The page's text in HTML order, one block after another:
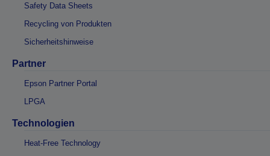
Safety Data Sheets
Recycling von Produkten
Sicherheitshinweise
Partner
Epson Partner Portal
LPGA
Technologien
Heat-Free Technology